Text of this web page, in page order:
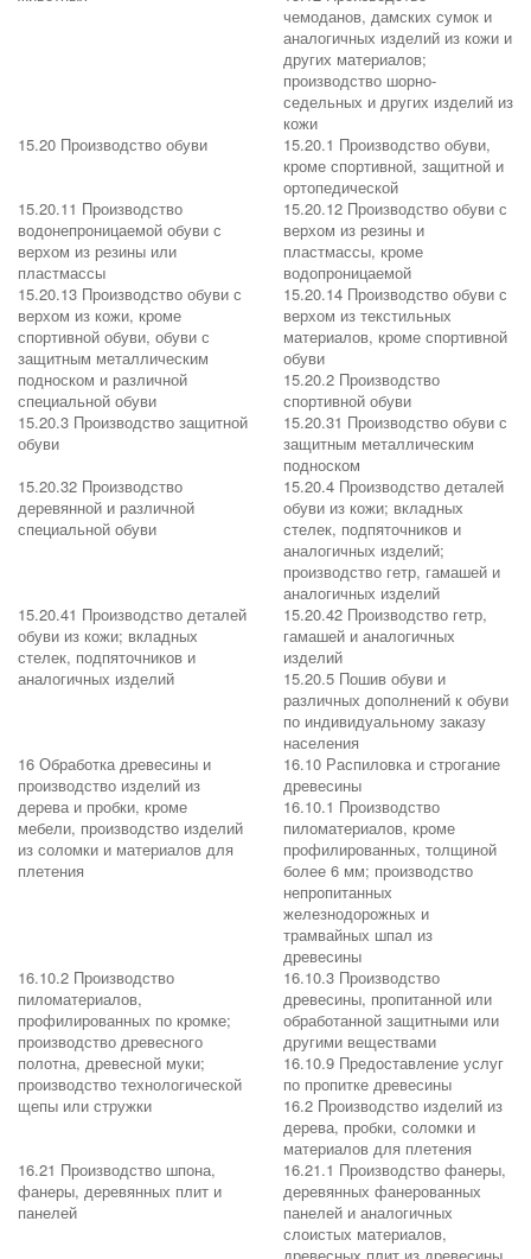
чемоданов, дамских сумок и
аналогичных изделий из кожи и
других материалов;
производство шорно-
седельных и других изделий из
кожи
15.20 Производство обуви
15.20.1 Производство обуви,
кроме спортивной, защитной и
ортопедической
15.20.11 Производство
водонепроницаемой обуви с
верхом из резины или
пластмассы
15.20.12 Производство обуви с
верхом из резины и
пластмассы, кроме
водопроницаемой
15.20.13 Производство обуви с
верхом из кожи, кроме
спортивной обуви, обуви с
защитным металлическим
подноском и различной
специальной обуви
15.20.14 Производство обуви с
верхом из текстильных
материалов, кроме спортивной
обуви
15.20.2 Производство
спортивной обуви
15.20.3 Производство защитной
обуви
15.20.31 Производство обуви с
защитным металлическим
подноском
15.20.32 Производство
деревянной и различной
специальной обуви
15.20.4 Производство деталей
обуви из кожи; вкладных
стелек, подпяточников и
аналогичных изделий;
производство гетр, гамашей и
аналогичных изделий
15.20.41 Производство деталей
обуви из кожи; вкладных
стелек, подпяточников и
аналогичных изделий
15.20.42 Производство гетр,
гамашей и аналогичных
изделий
15.20.5 Пошив обуви и
различных дополнений к обуви
по индивидуальному заказу
населения
16 Обработка древесины и
производство изделий из
дерева и пробки, кроме
мебели, производство изделий
из соломки и материалов для
плетения
16.10 Распиловка и строгание
древесины
16.10.1 Производство
пиломатериалов, кроме
профилированных, толщиной
более 6 мм; производство
непропитанных
железнодорожных и
трамвайных шпал из
древесины
16.10.2 Производство
пиломатериалов,
профилированных по кромке;
производство древесного
полотна, древесной муки;
производство технологической
щепы или стружки
16.10.3 Производство
древесины, пропитанной или
обработанной защитными или
другими веществами
16.10.9 Предоставление услуг
по пропитке древесины
16.2 Производство изделий из
дерева, пробки, соломки и
материалов для плетения
16.21 Производство шпона,
фанеры, деревянных плит и
панелей
16.21.1 Производство фанеры,
деревянных фанерованных
панелей и аналогичных
слоистых материалов,